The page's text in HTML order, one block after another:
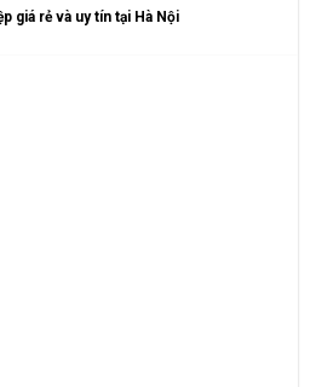
giá rẻ và uy tín tại Hà Nội